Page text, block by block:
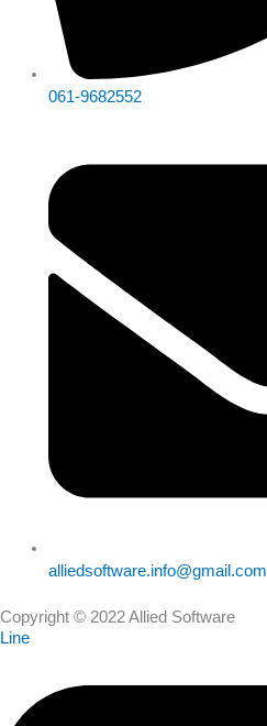
061-9682552
alliedsoftware.info@gmail.com
Copyright © 2022 Allied Software
Line